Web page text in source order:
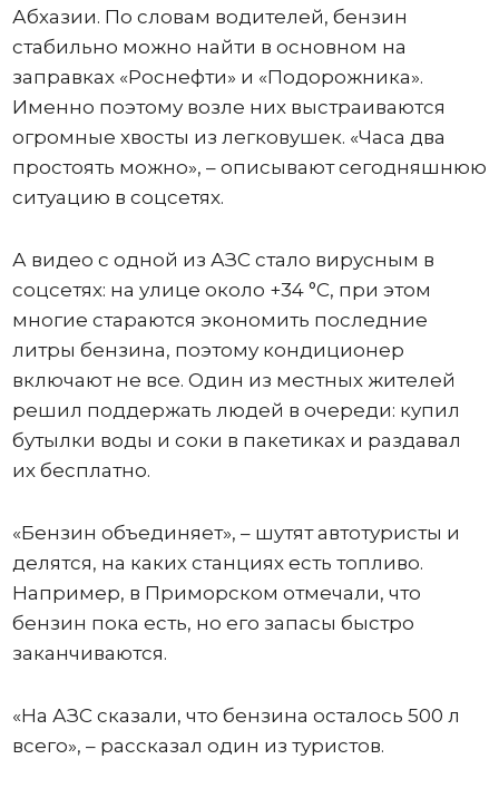
Абхазии. По словам водителей, бензин
стабильно можно найти в основном на
заправках «Роснефти» и «Подорожника».
Именно поэтому возле них выстраиваются
огромные хвосты из легковушек. «Часа два
простоять можно», – описывают сегодняшнюю
ситуацию в соцсетях.
А видео с одной из АЗС стало вирусным в
соцсетях: на улице около +34 °C, при этом
многие стараются экономить последние
литры бензина, поэтому кондиционер
включают не все. Один из местных жителей
решил поддержать людей в очереди: купил
бутылки воды и соки в пакетиках и раздавал
их бесплатно.
«Бензин объединяет», – шутят автотуристы и
делятся, на каких станциях есть топливо.
Например, в Приморском отмечали, что
бензин пока есть, но его запасы быстро
заканчиваются.
«На АЗС сказали, что бензина осталось 500 л
всего», – рассказал один из туристов.